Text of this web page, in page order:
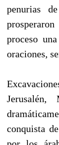
penurias
proceso
oraciones,
Jerusalén,
conquista